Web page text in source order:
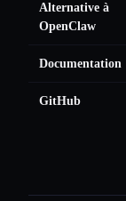
Alternative à
OpenClaw
Documentation
GitHub